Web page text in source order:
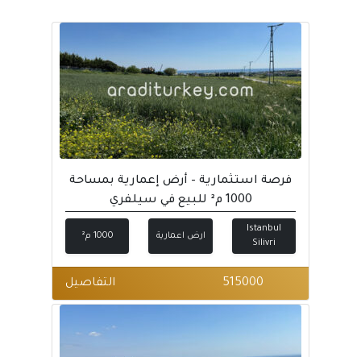
فرصة استثمارية – أرض إعمارية بمساحة
1000 م² للبيع في سيلفري
Istanbul
Silivri
ارض اعمارية 1000 م²
515000 التفاصيل